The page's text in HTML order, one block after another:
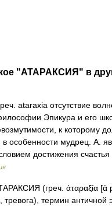
"АТАРАКСИЯ" в
ataraxia отсутствие
Эпикура и его
к которому
в особенности мудрец. А.
достижения
(греч. ἀταραξία [ἀ
термин античной